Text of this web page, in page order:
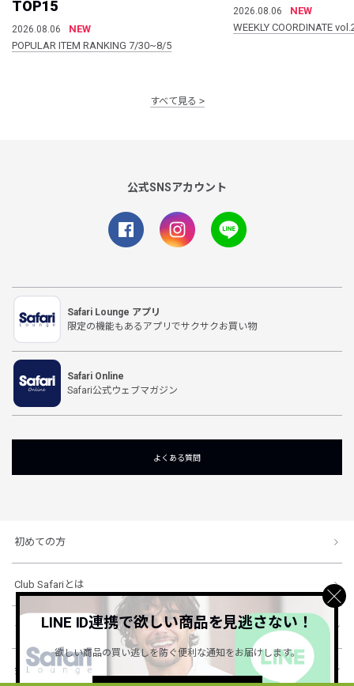
TOP15
2026.08.06
NEW
POPULAR ITEM RANKING 7/30~8/5
2026.08.06
NEW
WEEKLY COORDINATE
すべて見る
公式SNSアカウント
Safari Lounge アプリ
限定の機能もあるアプリでサクサクお買い物
Safari Online
Safari公式ウェブマガジン
よくある質問
初めての方
Club Safariとは
ショッピングガイド
会社概要・規約
LINE ID連携で欲しい商品を見逃さない！
欲しい商品の買い逃しを防ぐ便利な通知をお届けします。